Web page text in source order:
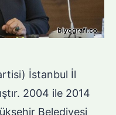
İstanbul İl
2004 ile 2014
Belediyesi